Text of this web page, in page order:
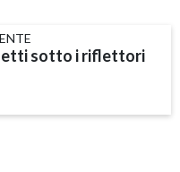
sotto i riflettori